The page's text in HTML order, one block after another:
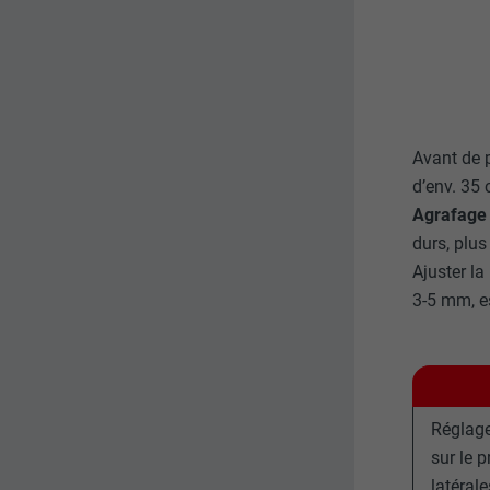
Avant de
d’env.
Agrafage
durs,
Ajuster la
3-5 mm,
sur le
UTILITÉ
NOM
NOM
UTILITÉ
NOM
EXPIRATION
UTILITÉ